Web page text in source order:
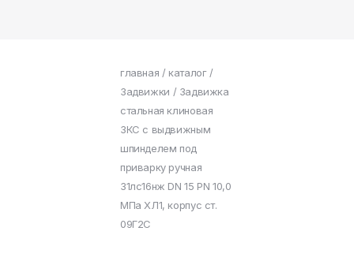
главная / каталог/
Задвижки / Задвижка
стальная клиновая
ЗКС с выдвижным
шпинделем под
приварку ручная
31лс16нж DN 15 PN 10,0
МПа ХЛ1, корпус ст.
09Г2С